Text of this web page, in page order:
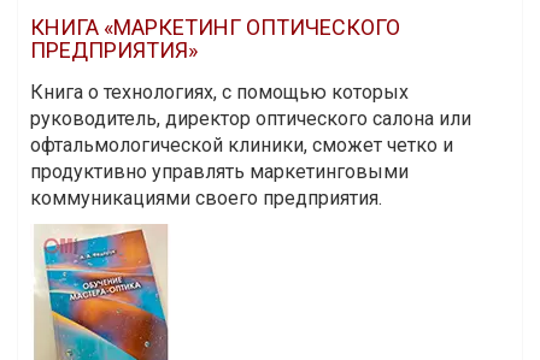
КНИГА «МАРКЕТИНГ ОПТИЧЕСКОГО
ПРЕДПРИЯТИЯ»
Книга о технологиях, с помощью которых
руководитель, директор оптического салона или
офтальмологической клиники, сможет четко и
продуктивно управлять маркетинговыми
коммуникациями своего предприятия.